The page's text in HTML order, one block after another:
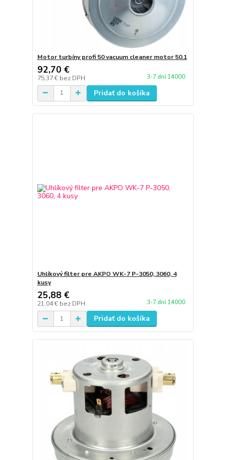
Motor turbíny profi 50 vacuum cleaner motor 50.1
92,70 €
75,37 € bez DPH 3-7 dní 14000
Pridať do košíka
Uhlíkový filter pre AKPO WK-7 P-3050, 3060, 4
kusy
25,88 €
21,04 € bez DPH 3-7 dní 14000
Pridať do košíka